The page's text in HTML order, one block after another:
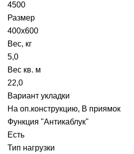
4500
Размер
400х600
Вес, кг
5,0
Вес кв. м
22,0
Вариант укладки
На оп.конструкцию, В приямок
Функция "Антикаблук"
Есть
Тип нагрузки